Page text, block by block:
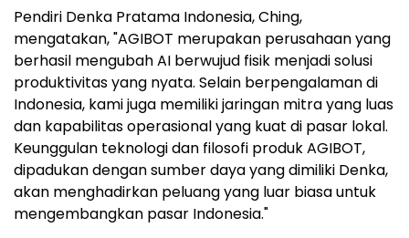
Pendiri Denka Pratama Indonesia, Ching,
mengatakan, "AGIBOT merupakan perusahaan yang
berhasil mengubah AI berwujud fisik menjadi solusi
produktivitas yang nyata. Selain berpengalaman di
Indonesia, kami juga memiliki jaringan mitra yang luas
dan kapabilitas operasional yang kuat di pasar lokal.
Keunggulan teknologi dan filosofi produk AGIBOT,
dipadukan dengan sumber daya yang dimiliki Denka,
akan menghadirkan peluang yang luar biasa untuk
mengembangkan pasar Indonesia."